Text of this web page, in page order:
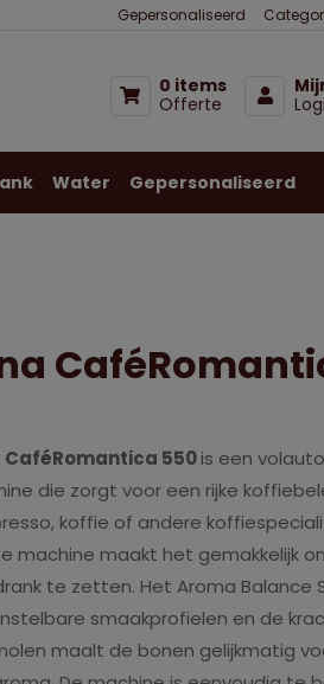
Gepersonaliseerd
0 items
Offerte
Water Gepersonaliseerd
CaféRomantica 550is een
die zorgt voor een rijke
koffie of andere
machine maakt het gemakkelijk
te zetten. Het Aroma Balance
smaakprofielen en de
maalt de bonen gelijkmatig